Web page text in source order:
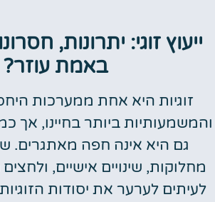
ייעוץ זוגי: יתרונות,
באמת עוזר?
זוגיות היא אחת ממערכות
והמשמעותיות ביותר בחיינו, אך
גם היא אינה חפה מאתגרים.
מחלוקות, שינויים אישיים, ולחצים
לעיתים לערער את יסודות הזוגיות.